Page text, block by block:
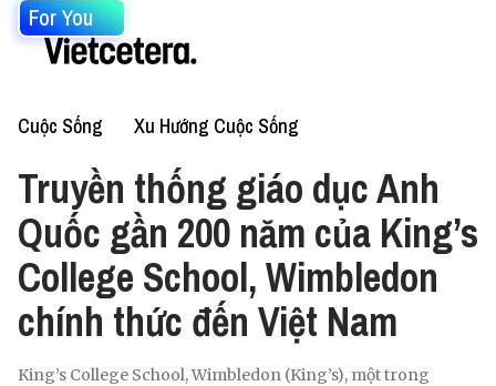
For You
Cuộc Sống Xu Hướng Cuộc Sống
Truyền thống giáo dục Anh
Quốc gần 200 năm của King’s
College School, Wimbledon
chính thức đến Việt Nam
King’s College School, Wimbledon (King’s), một trong